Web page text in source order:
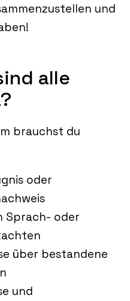
und
alle
brauchst du
oder
Sprach‑ oder
über bestandene
und